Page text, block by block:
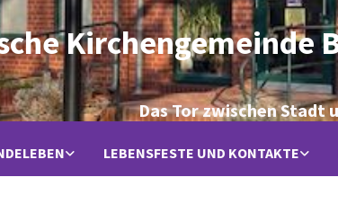
Kirchengemeinde
Das Tor zwischen Stadt
LEBENSFESTE UND KONTAKTE